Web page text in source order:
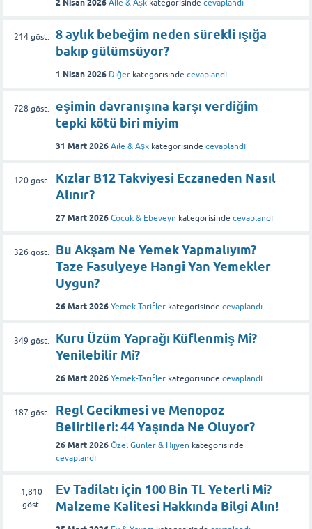
2 Nisan 2026 Aile & Aşk kategorisinde cevaplandı
214göst.
8 aylık bebeğim neden sürekli ışığa
bakıp gülümsüyor?
1 Nisan 2026 Diğer kategorisinde cevaplandı
728 göst.
eşimin davranışına karşı verdiğim
tepki kötü biri miyim
31 Mart 2026 Aile & Aşk kategorisinde cevaplandı
120göst.
Kızlar B12 Takviyesi Eczaneden Nasıl
Alınır?
27 Mart 2026 Çocuk & Ebeveyn kategorisinde cevaplandı
326 göst.
Bu Akşam Ne Yemek Yapmalıyım?
Taze Fasulyeye Hangi Yan Yemekler
Uygun?
26 Mart 2026 Yemek-Tarifler kategorisinde cevaplandı
349 göst.
Kuru Üzüm Yaprağı Küflenmiş Mi?
Yenilebilir Mi?
26 Mart 2026 Yemek-Tarifler kategorisinde cevaplandı
187 göst.
Regl Gecikmesi ve Menopoz
Belirtileri: 44 Yaşında Ne Oluyor?
26 Mart 2026 Özel Günler & Hijyen kategorisinde
cevaplandı
1,810
göst.
Ev Tadilatı İçin 100 Bin TL Yeterli Mi?
Malzeme Kalitesi Hakkında Bilgi Alın!